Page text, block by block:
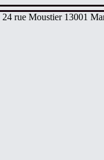
24 rue Moustier 13001